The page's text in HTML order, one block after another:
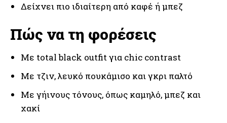
Δείχνει πιο ιδιαίτερη από καφέ ή μπεζ
Πώς να τη φορέσεις
Με total black outfit για chic contrast
Με τζιν, λευκό πουκάμισο και γκρι παλτό
Με γήινους τόνους, όπως καμηλό, μπεζ και
χακί